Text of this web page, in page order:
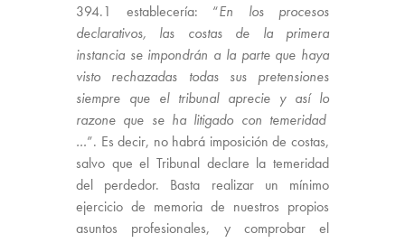
394.1 establecería: “En los procesos
declarativos, las costas de la primera
instancia se impondrán a la parte que haya
visto rechazadas todas sus pretensiones
siempre que el tribunal aprecie y así lo
razone que se ha litigado con temeridad
…”. Es decir, no habrá imposición de costas,
salvo que el Tribunal declare la temeridad
del perdedor. Basta realizar un mínimo
ejercicio de memoria de nuestros propios
asuntos profesionales, y comprobar el